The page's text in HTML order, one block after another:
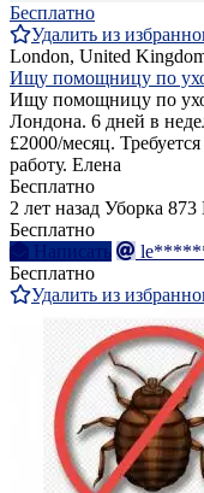
Бесплатно
Удалить из
London, United
Ищу помощницу по
Ищу помощницу по
Лондона. 6 дней в
£2000/месяц.
работу. Елена
Бесплатно
2 лет назад Уборка 873
Бесплатно
Написать
Бесплатно
Удалить из